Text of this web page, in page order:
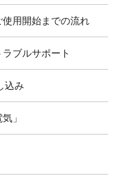
用開始までの流れ
ブルサポート
込み
」